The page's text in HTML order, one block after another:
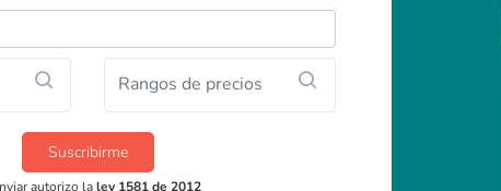
Rangos de precios
Suscribirme
autorizo laley 1581 de 2012